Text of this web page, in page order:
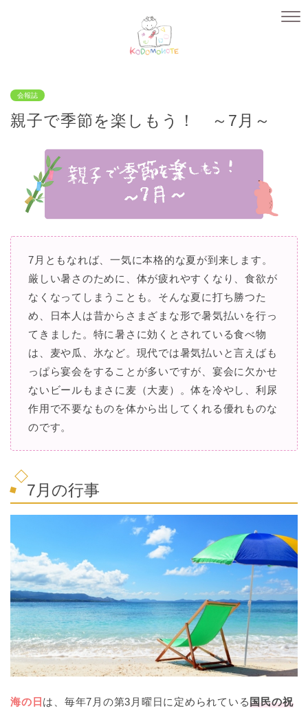
会報誌
親子で季節を楽しもう！ ～7月～
7月ともなれば、一気に本格的な夏が到来します。
厳しい暑さのために、体が疲れやすくなり、食欲が
なくなってしまうことも。そんな夏に打ち勝つた
め、日本人は昔からさまざまな形で暑気払いを行っ
てきました。特に暑さに効くとされている食べ物
は、麦や瓜、氷など。現代では暑気払いと言えばも
っぱら宴会をすることが多いですが、宴会に欠かせ
ないビールもまさに麦（大麦）。体を冷やし、利尿
作用で不要なものを体から出してくれる優れものな
のです。
7月の行事
海の日 は、毎年7月の第3月曜日に定められている 国民の祝